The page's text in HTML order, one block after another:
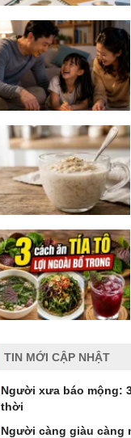
TIN MỚI CẬP NHẬT
Người xưa báo mộng:
thời
Người càng giàu càng